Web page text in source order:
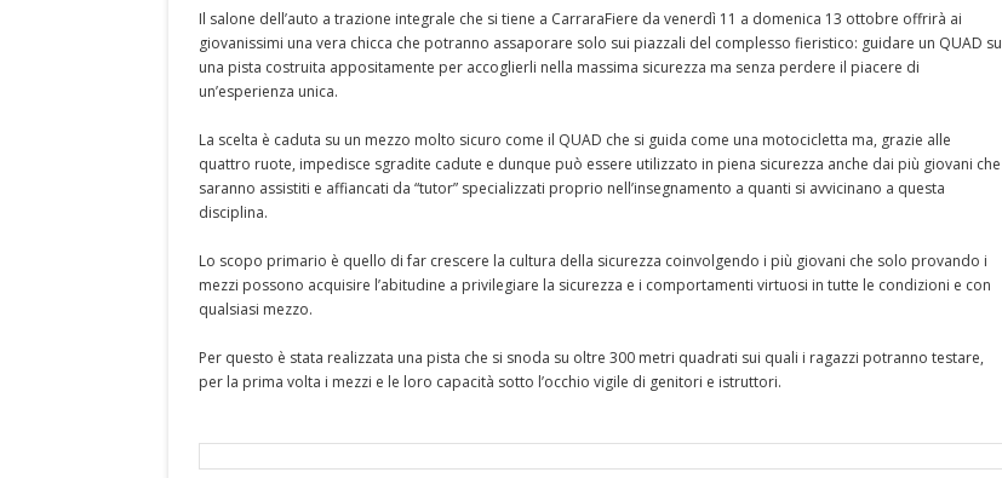
Il salone dell’auto a trazione integrale che si tiene a CarraraFiere da venerdì 11 a domenica 13 ottobre offrirà ai
giovanissimi una vera chicca che potranno assaporare solo sui piazzali del complesso fieristico: guidare un QUAD su
una pista costruita appositamente per accoglierli nella massima sicurezza ma senza perdere il piacere di
un’esperienza unica.
La scelta è caduta su un mezzo molto sicuro come il QUAD che si guida come una motocicletta ma, grazie alle
quattro ruote, impedisce sgradite cadute e dunque può essere utilizzato in piena sicurezza anche dai più giovani che
saranno assistiti e affiancati da “tutor” specializzati proprio nell’insegnamento a quanti si avvicinano a questa
disciplina.
Lo scopo primario è quello di far crescere la cultura della sicurezza coinvolgendo i più giovani che solo provando i
mezzi possono acquisire l’abitudine a privilegiare la sicurezza e i comportamenti virtuosi in tutte le condizioni e con
qualsiasi mezzo.
Per questo è stata realizzata una pista che si snoda su oltre 300 metri quadrati sui quali i ragazzi potranno testare,
per la prima volta i mezzi e le loro capacità sotto l’occhio vigile di genitori e istruttori.